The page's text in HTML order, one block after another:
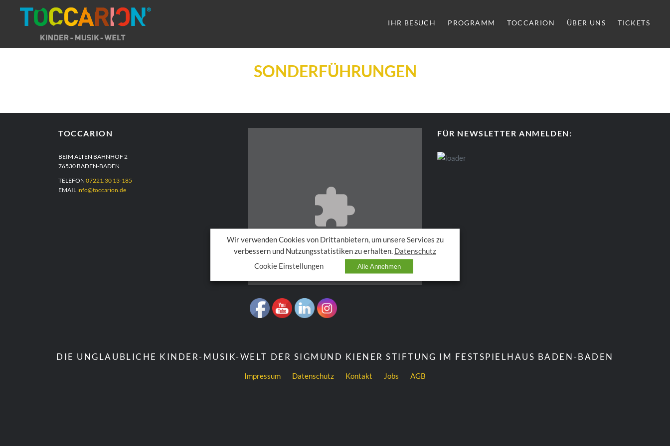
IHR BESUCH PROGRAMM TOCCARION ÜBER UNS TICKETS
SONDERFÜHRUNGEN
TOCCARION
BEIM ALTEN BAHNHOF 2
76530 BADEN-BADEN
TELEFON 07221.30 13-185
EMAIL info@toccarion.de
Akzeptieren Sie
Cookies, um den Inhalt
anzuzeigen.
FÜR NEWSLETTER ANMELDEN:
DIE UNGLAUBLICHE KINDER-MUSIK-WELT DER SIGMUND KIENER STIFTUNG IM FESTSPIELHAUS BADEN-BADEN
Impressum Datenschutz Kontakt Jobs AGB
Wir verwenden Cookies von Drittanbietern, um unsere Services zu
verbessern und Nutzungsstatistiken zu erhalten. Datenschutz
Cookie Einstellungen
Alle Annehmen